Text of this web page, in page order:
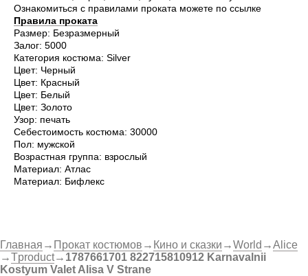
Ознакомиться с правилами проката можете по ссылке
Правила проката
Размер: Безразмерный
Залог: 5000
Категория костюма: Silver
Цвет: Черный
Цвет: Красный
Цвет: Белый
Цвет: Золото
Узор: печать
Себестоимость костюма: 30000
Пол: мужской
Возрастная группа: взрослый
Материал: Атлас
Материал: Бифлекс
Главная → Прокат костюмов → Кино и сказки →World →Alice
→Tproduct→ 1787661701 822715810912 Karnavalnii
Kostyum Valet Alisa V Strane